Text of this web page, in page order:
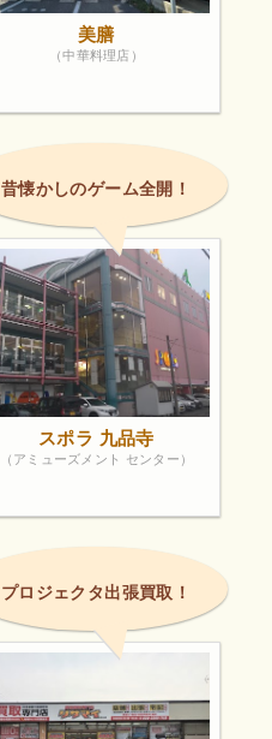
美膳
（中華料理店）
昔懐かしのゲーム全開！
スポラ 九品寺
（アミューズメント センター）
プロジェクタ出張買取！